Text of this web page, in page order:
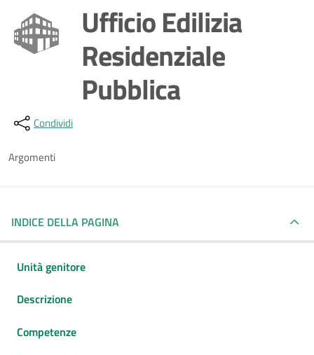
Ufficio Edilizia
Residenziale
Pubblica
Condividi
Argomenti
INDICE DELLA PAGINA
Unità genitore
Descrizione
Competenze